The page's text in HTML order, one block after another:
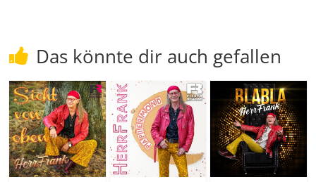
Das könnte dir auch gefallen